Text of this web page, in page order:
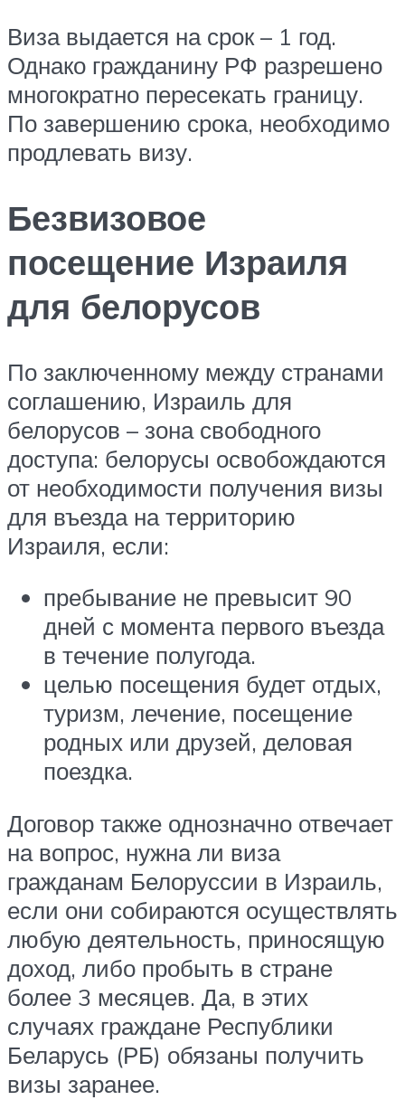
Виза выдается на срок – 1 год.
Однако гражданину РФ разрешено
многократно пересекать границу.
По завершению срока, необходимо
продлевать визу.
Безвизовое
посещение Израиля
для белорусов
По заключенному между странами
соглашению, Израиль для
белорусов – зона свободного
доступа: белорусы освобождаются
от необходимости получения визы
для въезда на территорию
Израиля, если:
пребывание не превысит 90
дней с момента первого въезда
в течение полугода.
целью посещения будет отдых,
туризм, лечение, посещение
родных или друзей, деловая
поездка.
Договор также однозначно отвечает
на вопрос, нужна ли виза
гражданам Белоруссии в Израиль,
если они собираются осуществлять
любую деятельность, приносящую
доход, либо пробыть в стране
более 3 месяцев. Да, в этих
случаях граждане Республики
Беларусь (РБ) обязаны получить
визы заранее.